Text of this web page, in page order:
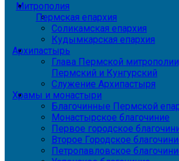
Митрополия
Пермская епархия
Соликамская епархия
Кудымкарская епархия
Архипастырь
Глава Пермской
Пермский и Кунгурский
Служение Архипастыря
Храмы и монастыри
Благочинные Пермской
Монастырское благочиние
Первое городское
Второе Городское
Петропавловское